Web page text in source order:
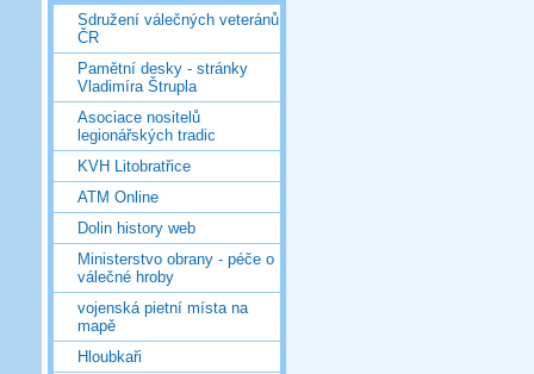
Sdružení válečných veteránů
ČR
Pamětní desky - stránky
Vladimíra Štrupla
Asociace nositelů
legionářských tradic
KVH Litobratřice
ATM Online
Dolin history web
Ministerstvo obrany - péče o
válečné hroby
vojenská pietní místa na
mapě
Hloubkaři